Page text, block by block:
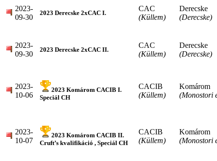
2023-
09-30
2023 Derecske 2xCAC I.
CAC
(Küllem)
Derecske
(Derecske)
2023-
09-30
2023 Derecske 2xCAC II.
CAC
(Küllem)
Derecske
(Derecske)
2023-
10-06
2023 Komárom CACIB I.
Speciál CH
CACIB
(Küllem)
Komárom
(Monostori
2023-
10-07
2023 Komárom CACIB II.
Cruft’s kvalifikáció , Speciál CH
CACIB
(Küllem)
Komárom
(Monostori